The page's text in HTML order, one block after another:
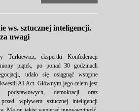
ws. sztucznej inteligencji.
uwagi
Turkiewicz, ekspertki Konfederacji
piątek, po ponad 30 godzinach
udało się osiągnąć wstępne
AI Act. Głównym jego celem jest
podstawowych, demokracji oraz
przed wpływem sztucznej inteligencji